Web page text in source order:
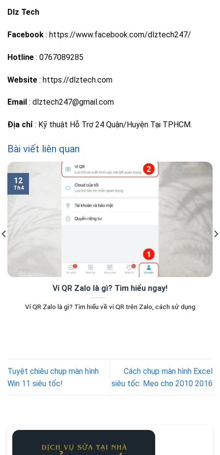
Dlz Tech
Facebook : https://www.facebook.com/dlztech247/
Hotline : 0767089285
Website : https://dlztech.com
Email : dlztech247@gmail.com
Địa chỉ : Kỹ thuật Hỗ Trợ 24 Quận/Huyện Tại TPHCM.
Bài viết liên quan
Ví QR Zalo là gì? Tìm hiểu ngay!
Ví QR Zalo là gì? Tìm hiểu về ví QR trên Zalo, cách sử dụng
12
Th4
Tuyệt chiêu chụp màn hình
Win 11 siêu tốc!
Cách chụp màn hình Excel
siêu tốc: Mẹo cho 2010 2016